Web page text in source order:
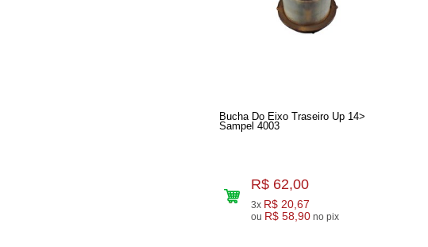
Bucha Do Eixo Traseiro Up 14>
Sampel 4003
R$ 62,00
3x R$ 20,67
ou R$ 58,90 no pix